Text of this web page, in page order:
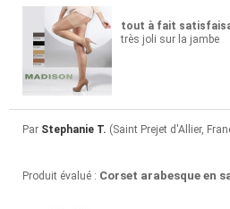
tout à fait
très joli sur la jambe
Par Stephanie T. (Saint Prejet d'Allier,
Produit évalué : Corset arabesque en